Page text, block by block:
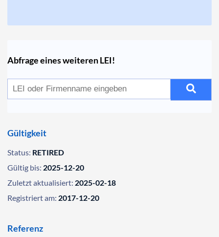
Abfrage eines weiteren LEI!
Gültigkeit
Status: RETIRED
Gültig bis: 2025-12-20
Zuletzt aktualisiert: 2025-02-18
Registriert am: 2017-12-20
Referenz